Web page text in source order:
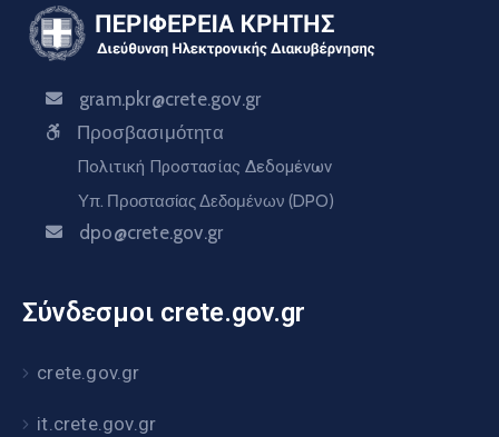
gram.pkr@crete.gov.gr
Προσβασιμότητα
Πολιτική Προστασίας Δεδομένων
Υπ. Προστασίας Δεδομένων (DPO)
dpo@crete.gov.gr
Σύνδεσμοι crete.gov.gr
crete.gov.gr
it.crete.gov.gr